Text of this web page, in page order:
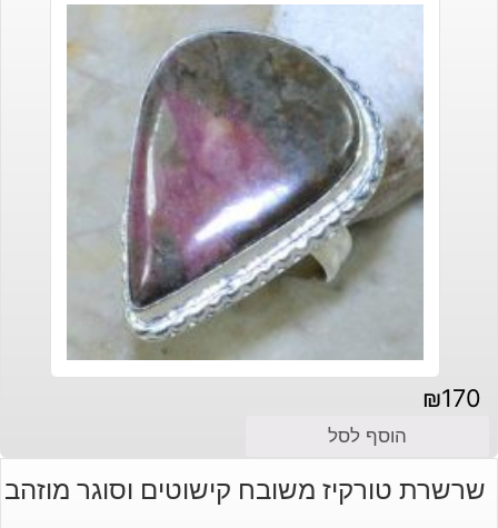
₪170
הוסף לסל
שרשרת טורקיז משובח קישוטים וסוגר מוזהב